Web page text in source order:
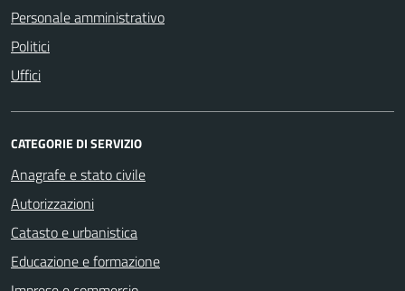
Personale amministrativo
Politici
Uffici
CATEGORIE DI SERVIZIO
Anagrafe e stato civile
Autorizzazioni
Catasto e urbanistica
Educazione e formazione